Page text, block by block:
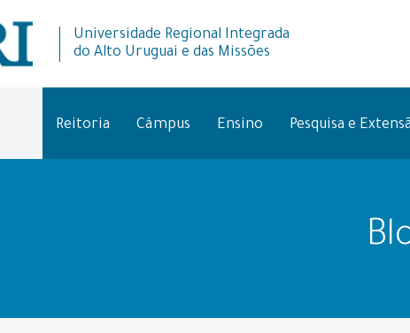
Universidade Regional Integrada
do Alto Uruguai e das Missões
Reitoria Câmpus Ensino Pesquisa e